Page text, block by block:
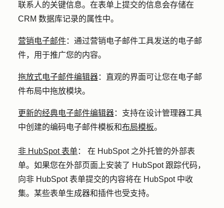
联系人的关键信息。在表单上提交的信息会存储在
CRM 数据库记录的属性中。
营销电子邮件： 通过营销电子邮件工具发送的电子邮
件，用于推广您的内容。
拖放式电子邮件编辑器： 直观的界面可让您在电子邮
件布局中拖放模块。
更新的经典电子邮件编辑器：支持在设计管理器工具
中创建的编码电子邮件模板和布局模板。
非 HubSpot 表单： 在 HubSpot 之外托管的外部表
单。如果您在外部页面上安装了 HubSpot 跟踪代码，
向非 HubSpot 表单提交的内容将在 HubSpot 中收
集。某些表单生成器和插件也受支持。